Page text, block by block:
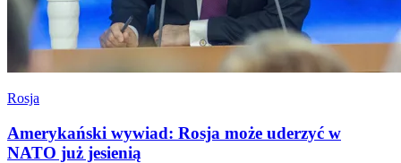
Rosja
Amerykański wywiad: Rosja może uderzyć w
NATO już jesienią